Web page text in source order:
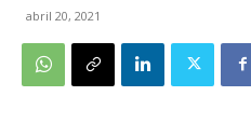
abril 20, 2021